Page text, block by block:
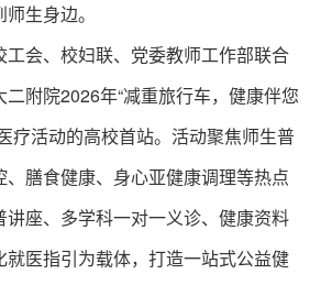
生身边。
工会、校妇联、党委教师工作部联合
附院2026年“减重旅行车，健康伴您
疗活动的高校首站。活动聚焦师生普
膳食健康、身心亚健康调理等热点
讲座、多学科一对一义诊、健康资料
就医指引为载体，打造一站式公益健